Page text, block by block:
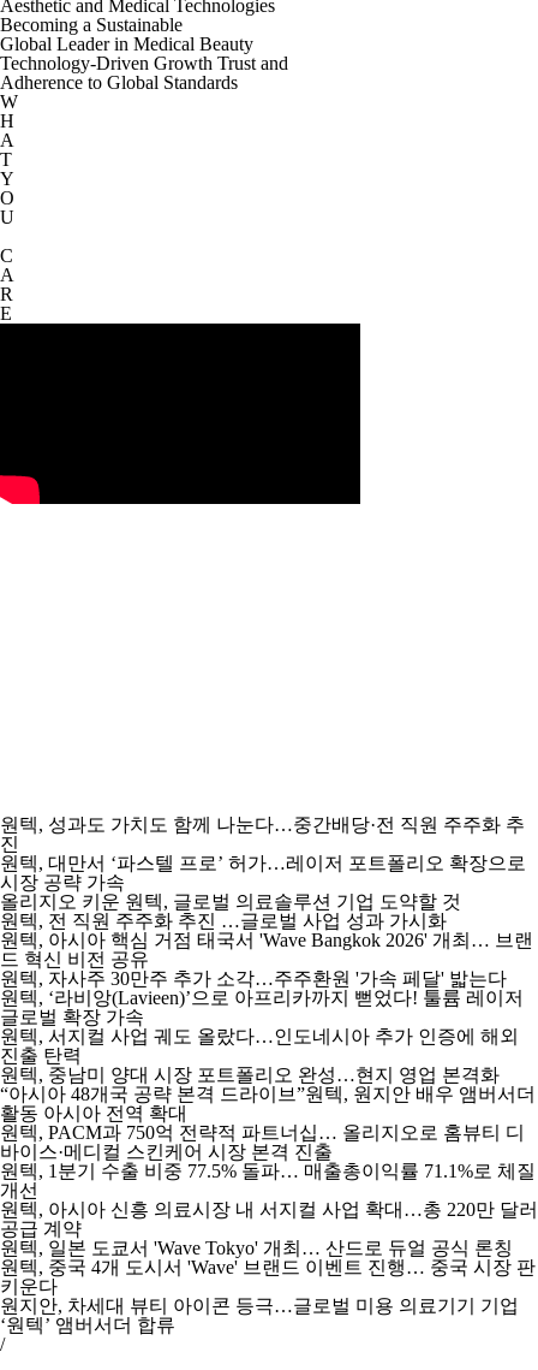
Aesthetic and Medical Technologies
Becoming a Sustainable
Global Leader in Medical Beauty
Technology-Driven Growth Trust and
Adherence to Global Standards
W
H
A
T
Y
O
U
C
A
R
E
원텍, 성과도 가치도 함께 나눈다…중간배당·전 직원 주주화 추
진
원텍, 대만서 ‘파스텔 프로’ 허가…레이저 포트폴리오 확장으로
시장 공략 가속
올리지오 키운 원텍, 글로벌 의료솔루션 기업 도약할 것
원텍, 전 직원 주주화 추진 …글로벌 사업 성과 가시화
원텍, 아시아 핵심 거점 태국서 'Wave Bangkok 2026' 개최… 브랜
드 혁신 비전 공유
원텍, 자사주 30만주 추가 소각…주주환원 '가속 페달' 밟는다
원텍, ‘라비앙(Lavieen)’으로 아프리카까지 뻗었다! 툴륨 레이저
글로벌 확장 가속
원텍, 서지컬 사업 궤도 올랐다…인도네시아 추가 인증에 해외
진출 탄력
원텍, 중남미 양대 시장 포트폴리오 완성…현지 영업 본격화
“아시아 48개국 공략 본격 드라이브”원텍, 원지안 배우 앰버서더
활동 아시아 전역 확대
원텍, PACM과 750억 전략적 파트너십… 올리지오로 홈뷰티 디
바이스·메디컬 스킨케어 시장 본격 진출
원텍, 1분기 수출 비중 77.5% 돌파… 매출총이익률 71.1%로 체질
개선
원텍, 아시아 신흥 의료시장 내 서지컬 사업 확대…총 220만 달러
공급 계약
원텍, 일본 도쿄서 'Wave Tokyo' 개최… 산드로 듀얼 공식 론칭
원텍, 중국 4개 도시서 'Wave' 브랜드 이벤트 진행… 중국 시장 판
키운다
원지안, 차세대 뷰티 아이콘 등극…글로벌 미용 의료기기 기업
‘원텍’ 앰버서더 합류
/